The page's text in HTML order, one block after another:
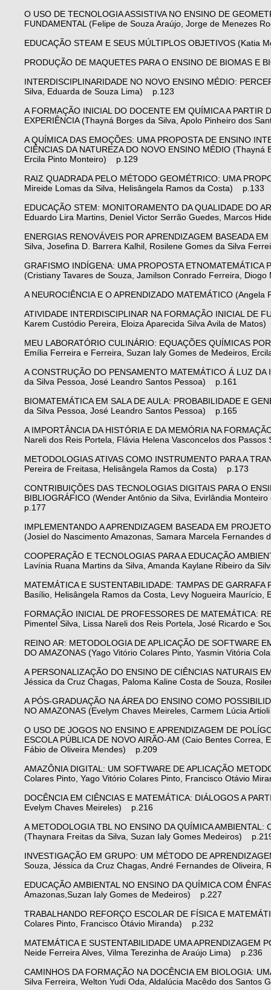
O USO DE TECNOLOGIA ASSISTIVA NO ENSINO DE
FUNDAMENTAL (Felipe de Souza Araújo, Jorge de Menezes
EDUCAÇÃO STEAM E SEUS MÚLTIPLOS OBJETIVOS
PRODUÇÃO DE MAQUETES PARA O ENSINO DE BIOMAS
INTERDISCIPLINARIDADE NO NOVO ENSINO MÉDIO:
Silva, Eduarda de Souza Lima) p.123
A FORMAÇÃO INICIAL DO DOCENTE EM QUÍMICA A PARTIR
EXPERIÊNCIA (Thayná Borges da Silva, Apolo Pinheiro dos
A QUÍMICA DAS EMOÇÕES: UMA PROPOSTA DE ENSINO
CIÊNCIAS DA NATUREZA DO NOVO ENSINO MÉDIO
Ercila Pinto Monteiro) p.129
RAIZ QUADRADA PELO MÉTODO GEOMÉTRICO: UMA
Mireide Lomas da Silva, Helisângela Ramos da Costa) p.133
EDUCAÇÃO STEM: MONITORAMENTO DA QUALIDADE DO
Eduardo Lira Martins, Deniel Victor Serrão Guedes, Marcos
ENERGIAS RENOVÁVEIS POR APRENDIZAGEM BASEADA
Silva, Josefina D. Barrera Kalhil, Rosilene Gomes da Silva
GRAFISMO INDÍGENA: UMA PROPOSTA ETNOMATEMÁTICA
(Cristiany Tavares de Souza, Jamilson Conrado Ferreira,
A NEUROCIÊNCIA E O APRENDIZADO MATEMÁTICO
ATIVIDADE INTERDISCIPLINAR NA FORMAÇÃO INICIAL DE
Karem Custódio Pereira, Eloiza Aparecida Silva Avila de
MEU LABORATÓRIO CULINÁRIO: EQUAÇÕES QUÍMICAS
Emília Ferreira e Ferreira, Suzan Ialy Gomes de Medeiros,
A CONSTRUÇÃO DO PENSAMENTO MATEMÁTICO Á LUZ
da Silva Pessoa, José Leandro Santos Pessoa) p.161
BIOMATEMÁTICA EM SALA DE AULA: PROBABILIDADE E
da Silva Pessoa, José Leandro Santos Pessoa) p.165
A IMPORTÂNCIA DA HISTÓRIA E DA MEMÓRIA NA
Nareli dos Reis Portela, Flávia Helena Vasconcelos dos
METODOLOGIAS ATIVAS COMO INSTRUMENTO PARA A
Pereira de Freitasa, Helisângela Ramos da Costa) p.173
CONTRIBUIÇÕES DAS TECNOLOGIAS DIGITAIS PARA O
BIBLIOGRÁFICO (Wender Antônio da Silva, Evirlândia
p.177
IMPLEMENTANDO A APRENDIZAGEM BASEADA EM
(Josiel do Nascimento Amazonas, Samara Marcela
COOPERAÇÃO E TECNOLOGIAS PARA A EDUCAÇÃO
Lavínia Ruana Martins da Silva, Amanda Kaylane Ribeiro da
MATEMÁTICA E SUSTENTABILIDADE: TAMPAS DE
Basílio, Helisângela Ramos da Costa, Levy Nogueira
FORMAÇÃO INICIAL DE PROFESSORES DE MATEMÁTICA:
Pimentel Silva, Lissa Nareli dos Reis Portela, José Ricardo e
REINO AR: METODOLOGIA DE APLICAÇÃO DE SOFTWARE
DO AMAZONAS (Yago Vitório Colares Pinto, Yasmin Vitória
A PERSONALIZAÇÃO DO ENSINO DE CIÊNCIAS NATURAIS
Jéssica da Cruz Chagas, Paloma Kaline Costa de Souza,
A PÓS-GRADUAÇÃO NA ÁREA DO ENSINO COMO
NO AMAZONAS (Evelym Chaves Meireles, Carmem Lúcia
O USO DE JOGOS NO ENSINO E APRENDIZAGEM DE
ESCOLA PÚBLICA DE NOVO AIRÃO-AM (Caio Bentes
Fábio de Oliveira Mendes) p.209
AMAZÔNIA DIGITAL: UM SOFTWARE DE APLICAÇÃO
Colares Pinto, Yago Vitório Colares Pinto, Francisco Otávio
DOCÊNCIA EM CIÊNCIAS E MATEMÁTICA: DIÁLOGOS A
Evelym Chaves Meireles) p.216
A METODOLOGIA TBL NO ENSINO DA QUÍMICA AMBIENTAL:
(Thaynara Freitas da Silva, Suzan Ialy Gomes Medeiros)
INVESTIGAÇÃO EM GRUPO: UM MÉTODO DE
Souza, Jéssica da Cruz Chagas, André Fernandes de
EDUCAÇÃO AMBIENTAL NO ENSINO DA QUÍMICA COM
Amazonas,Suzan Ialy Gomes de Medeiros) p.227
TRABALHANDO REFORÇO ESCOLAR DE FÍSICA E
Colares Pinto, Francisco Otávio Miranda) p.232
MATEMÁTICA E SUSTENTABILIDADE UMA
Neide Ferreira Alves, Vilma Terezinha de Araújo Lima) p.236
CAMINHOS DA FORMAÇÃO NA DOCÊNCIA EM BIOLOGIA:
Silva Ferreira, Welton Yudi Oda, Aldalúcia Macêdo dos